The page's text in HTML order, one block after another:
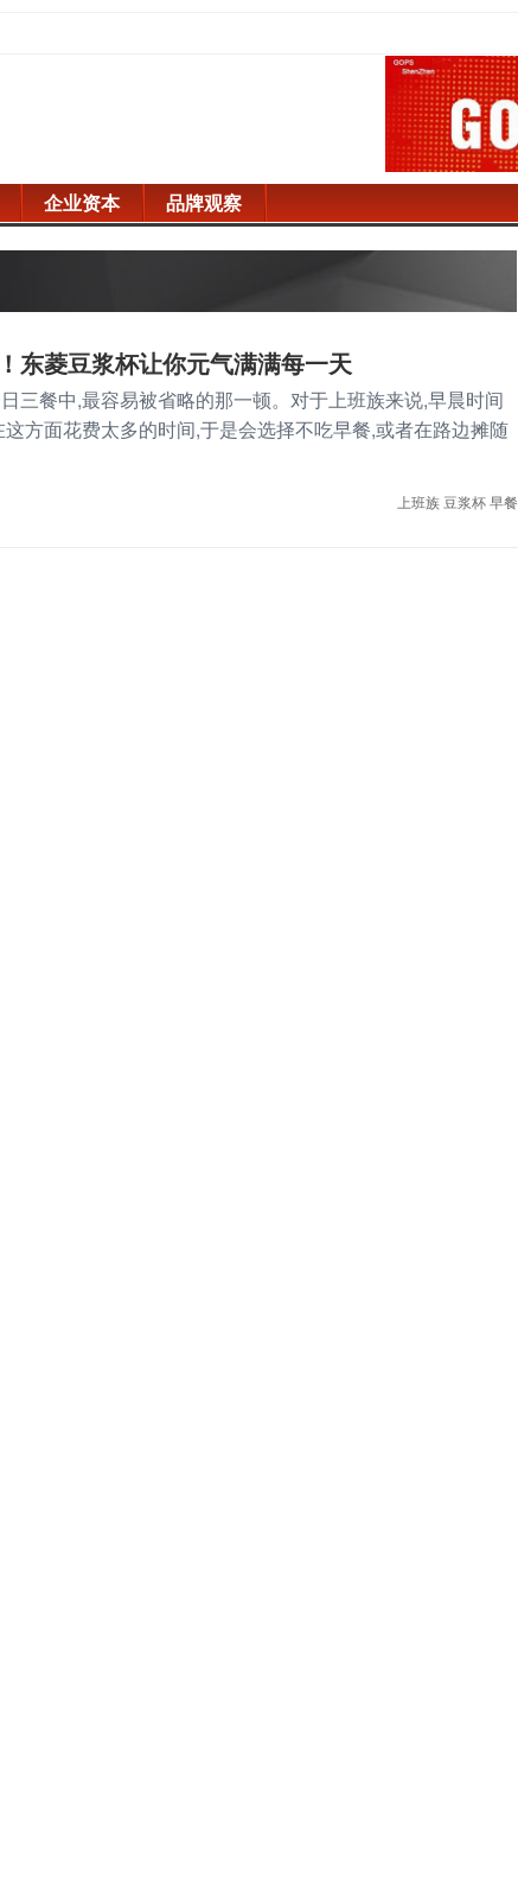
企业资本 品牌观察
东菱豆浆杯让你元气满满每一天
三餐中,最容易被省略的那一顿。对于上班族来说,早晨时间
方面花费太多的时间,于是会选择不吃早餐,或者在路边摊随
上班族 豆浆杯早餐